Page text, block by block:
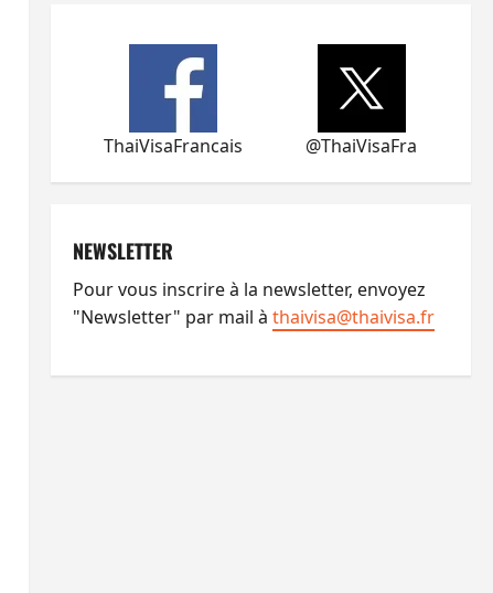
ThaiVisaFrancais @ThaiVisaFra
NEWSLETTER
Pour vous inscrire à la newsletter, envoyez
"Newsletter" par mail à thaivisa@thaivisa.fr